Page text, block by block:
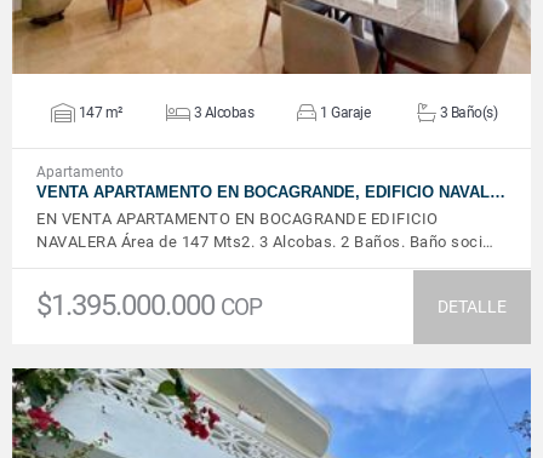
147 m² 3 Alcobas 1 Garaje 3 Baño(s)
Apartamento
VENTA APARTAMENTO EN BOCAGRANDE, EDIFICIO NAVAL…
EN VENTA APARTAMENTO EN BOCAGRANDE EDIFICIO
NAVALERA Área de 147 Mts2. 3 Alcobas. 2 Baños. Baño soci…
$1.395.000.000 COP DETALLE